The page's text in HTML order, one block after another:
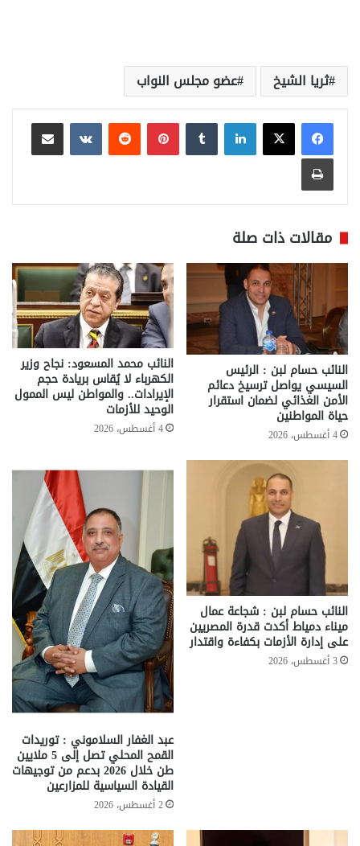
ثريا الشيخ عضو مجلس النواب
لينكدإن بينتيريست
مشاركة عبر البريد
طباعة
مقالات ذات صلة
النائب حسام لبن : الرئيس
السيسي يواصل ترسيخ دعائم
الأمن الغذائي لضمان استقرار
حياة المواطنين
4 أغسطس، 2026
النائب محمد المسعود: نجاح وزير
الكهرباء لا يُقاس بريادة حجم
الإيرادات.. والمواطن ليس الممول
الوحيد للأزمات
4 أغسطس، 2026
النائب حسام لبن : شجاعة عمال
ميناء دمياط أكدت قدرة المصريين
على إدارة الأزمات بكفاءة واقتدار
3 أغسطس، 2026
عبد الغفار السلاموني : توريدات
القمح المحلي تصل إلى 5 ملايين
طن خلال 2026 بدعم من توجيهات
القيادة السياسية للمزارعين
2 أغسطس، 2026